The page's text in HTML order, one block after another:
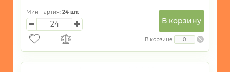
Мин партия: 24 шт.
В корзину
В корзине